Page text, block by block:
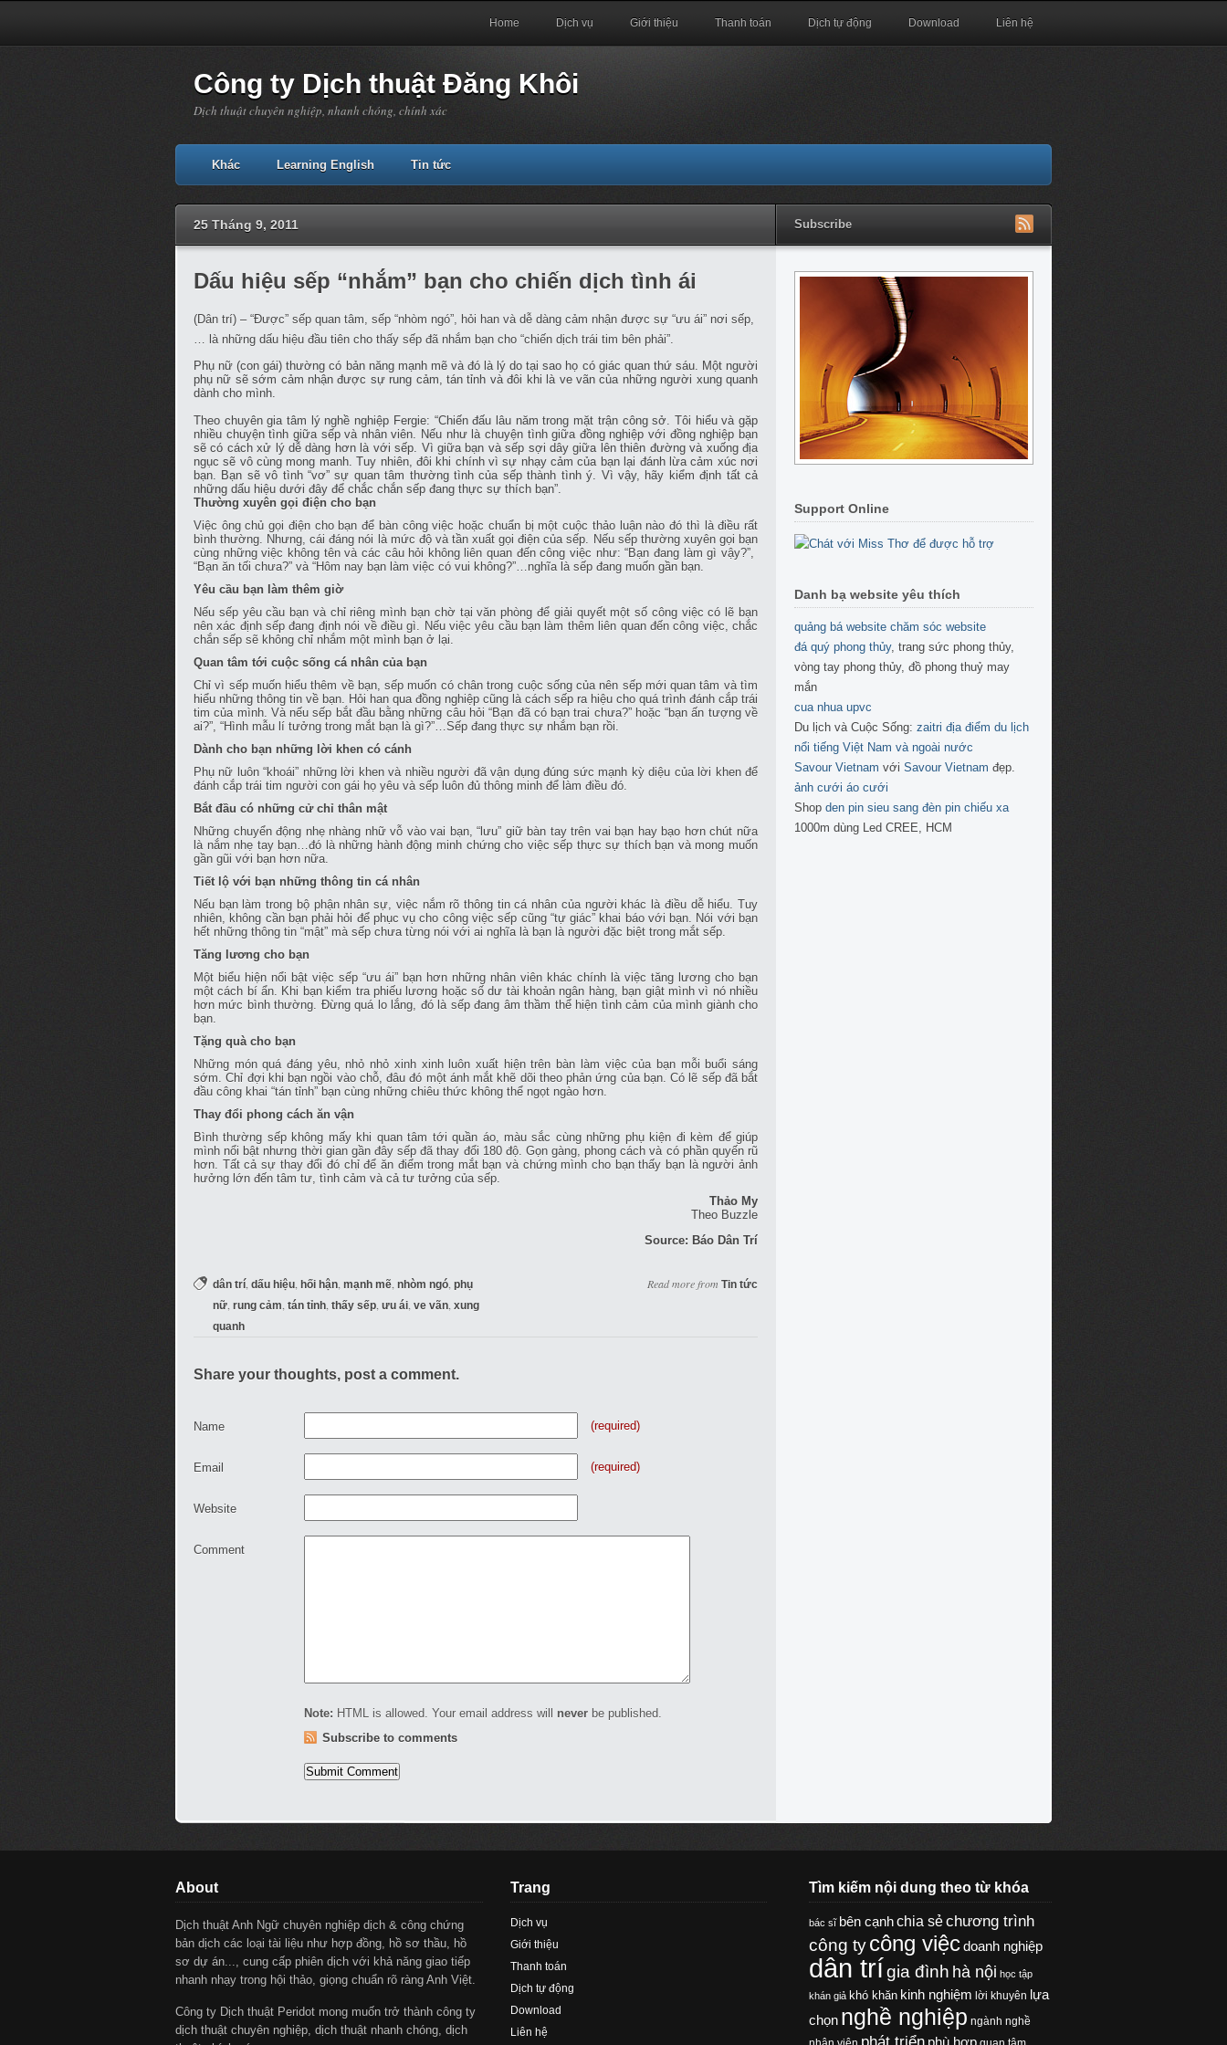
Home Dịch vụ Giới thiệu Thanh toán Dịch tự động Download Liên hệ
Công ty Dịch thuật Đăng Khôi
Dịch thuật chuyên nghiệp, nhanh chóng, chính xác
Khác Learning English Tin tức
25 Tháng 9, 2011 Subscribe
Dấu hiệu sếp “nhắm” bạn cho chiến dịch tình ái
(Dân trí) – “Được” sếp quan tâm, sếp “nhòm ngó”, hỏi han và dễ dàng cảm nhận được sự “ưu ái” nơi sếp,
… là những dấu hiệu đầu tiên cho thấy sếp đã nhắm bạn cho “chiến dịch trái tim bên phải”.
Phụ nữ (con gái) thường có bản năng mạnh mẽ và đó là lý do tại sao họ có giác quan thứ sáu. Một người
phụ nữ sẽ sớm cảm nhận được sự rung cảm, tán tỉnh và đôi khi là ve vãn của những người xung quanh
dành cho mình.
Theo chuyên gia tâm lý nghề nghiệp Fergie: “Chiến đấu lâu năm trong mặt trận công sở. Tôi hiểu và gặp
nhiều chuyện tình giữa sếp và nhân viên. Nếu như là chuyện tình giữa đồng nghiệp với đồng nghiệp bạn
sẽ có cách xử lý dễ dàng hơn là với sếp. Vì giữa bạn và sếp sợi dây giữa lên thiên đường và xuống địa
ngục sẽ vô cùng mong manh. Tuy nhiên, đôi khi chính vì sự nhạy cảm của bạn lại đánh lừa cảm xúc nơi
bạn. Bạn sẽ vô tình “vơ” sự quan tâm thường tình của sếp thành tình ý. Vì vậy, hãy kiểm định tất cả
những dấu hiệu dưới đây để chắc chắn sếp đang thực sự thích bạn”.
Thường xuyên gọi điện cho bạn
Việc ông chủ gọi điện cho bạn để bàn công việc hoặc chuẩn bị một cuộc thảo luận nào đó thì là điều rất
bình thường. Nhưng, cái đáng nói là mức độ và tần xuất gọi điện của sếp. Nếu sếp thường xuyên gọi bạn
cùng những việc không tên và các câu hỏi không liên quan đến công việc như: “Bạn đang làm gì vậy?”,
“Bạn ăn tối chưa?” và “Hôm nay bạn làm việc có vui không?”…nghĩa là sếp đang muốn gần bạn.
Yêu cầu bạn làm thêm giờ
Nếu sếp yêu cầu bạn và chỉ riêng mình bạn chờ tại văn phòng để giải quyết một số công việc có lẽ bạn
nên xác định sếp đang định nói về điều gì. Nếu việc yêu cầu bạn làm thêm liên quan đến công việc, chắc
chắn sếp sẽ không chỉ nhắm một mình bạn ở lại.
Quan tâm tới cuộc sống cá nhân của bạn
Chỉ vì sếp muốn hiểu thêm về bạn, sếp muốn có chân trong cuộc sống của nên sếp mới quan tâm và tìm
hiểu những thông tin về bạn. Hỏi han qua đồng nghiệp cũng là cách sếp ra hiệu cho quá trình đánh cắp trái
tim của mình. Và nếu sếp bắt đầu bằng những câu hỏi “Bạn đã có bạn trai chưa?” hoặc “bạn ấn tượng về
ai?”, “Hình mẫu lí tưởng trong mắt bạn là gì?”…Sếp đang thực sự nhắm bạn rồi.
Dành cho bạn những lời khen có cánh
Phụ nữ luôn “khoái” những lời khen và nhiều người đã vận dụng đúng sức mạnh kỳ diệu của lời khen để
đánh cắp trái tim người con gái họ yêu và sếp luôn đủ thông minh để làm điều đó.
Bắt đầu có những cử chỉ thân mật
Những chuyển động nhẹ nhàng nhữ vỗ vào vai bạn, “lưu” giữ bàn tay trên vai bạn hay bạo hơn chút nữa
là nắm nhẹ tay bạn…đó là những hành động minh chứng cho việc sếp thực sự thích bạn và mong muốn
gần gũi với bạn hơn nữa.
Tiết lộ với bạn những thông tin cá nhân
Nếu bạn làm trong bộ phận nhân sự, việc nắm rõ thông tin cá nhân của người khác là điều dễ hiểu. Tuy
nhiên, không cần bạn phải hỏi để phục vụ cho công việc sếp cũng “tự giác” khai báo với bạn. Nói với bạn
hết những thông tin “mật” mà sếp chưa từng nói với ai nghĩa là bạn là người đặc biệt trong mắt sếp.
Tăng lương cho bạn
Một biểu hiện nổi bật việc sếp “ưu ái” bạn hơn những nhân viên khác chính là việc tăng lương cho bạn
một cách bí ẩn. Khi bạn kiểm tra phiếu lương hoặc số dư tài khoản ngân hàng, bạn giật mình vì nó nhiều
hơn mức bình thường. Đừng quá lo lắng, đó là sếp đang âm thầm thể hiện tình cảm của mình giành cho
bạn.
Tặng quà cho bạn
Những món quá đáng yêu, nhỏ nhỏ xinh xinh luôn xuất hiện trên bàn làm việc của bạn mỗi buổi sáng
sớm. Chỉ đợi khi bạn ngồi vào chỗ, đâu đó một ánh mắt khẽ dõi theo phản ứng của bạn. Có lẽ sếp đã bắt
đầu công khai “tán tỉnh” bạn cùng những chiêu thức không thể ngọt ngào hơn.
Thay đổi phong cách ăn vận
Bình thường sếp không mấy khi quan tâm tới quần áo, màu sắc cùng những phụ kiện đi kèm để giúp
mình nổi bật nhưng thời gian gần đây sếp đã thay đổi 180 độ. Gọn gàng, phong cách và có phần quyến rũ
hơn. Tất cả sự thay đổi đó chỉ để ăn điểm trong mắt bạn và chứng mình cho bạn thấy bạn là người ảnh
hưởng lớn đến tâm tư, tình cảm và cả tư tưởng của sếp.
Thảo My
Theo Buzzle
Source: Báo Dân Trí
Read more from Tin tức
dân trí, dấu hiệu hối hận mạnh mẽ nhòm ngó phụ
nữ rung cảm tán tỉnh thấy sếp ưu ái ve vãn xung
quanh
Share your thoughts, post a comment.
Name (required)
Email (required)
Website
Comment
Note: HTML is allowed. Your email address will never be published.
Subscribe to comments
Support Online
Danh bạ website yêu thích
quảng bá website chăm sóc website
đá quý phong thủy, trang sức phong thủy,
vòng tay phong thủy, đồ phong thuỷ may
mắn
cua nhua upvc
Du lịch và Cuộc Sống: zaitri địa điểm du lịch
nổi tiếng Việt Nam và ngoài nước
Savour Vietnam với Savour Vietnam đẹp.
ảnh cưới áo cưới
Shop den pin sieu sang đèn pin chiếu xa
1000m dùng Led CREE, HCM
About
Dịch thuật Anh Ngữ chuyên nghiệp dịch & công chứng
bản dịch các loại tài liệu như hợp đồng, hồ sơ thầu, hồ
sơ dự án..., cung cấp phiên dịch với khả năng giao tiếp
nhanh nhạy trong hội thảo, giọng chuẩn rõ ràng Anh Việt.
Công ty Dịch thuật Peridot mong muốn trở thành công ty
dịch thuật chuyên nghiệp, dịch thuật nhanh chóng, dịch
Trang
Dịch vụ
Giới thiệu
Thanh toán
Dịch tự động
Download
Liên hệ
Tìm kiếm nội dung theo từ khóa
bác sĩ bên cạnhchia sẻchương trình
công tycông việcdoanh nghiệp
dân trígia đình hà nội học tập
khán giả khó khăn kinh nghiệm lời khuyên lựa
chọn nghề nghiệp ngành nghề
phù hợp